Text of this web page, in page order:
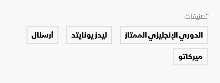
تصنيفات
الدوري الإنجليزي الممتاز ليدز يونايتد
أرسنال
ميركاتو